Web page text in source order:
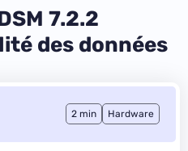
7.2.2
des données
2 min Hardware